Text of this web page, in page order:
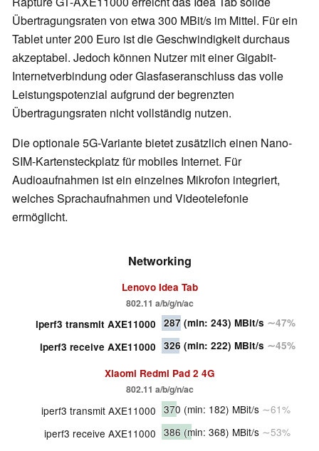
Übertragungsraten von etwa 300 MBit/s im Mittel. Für ein
Tablet unter 200 Euro ist die Geschwindigkeit durchaus
akzeptabel. Jedoch können Nutzer mit einer Gigabit-
Internetverbindung oder Glasfaseranschluss das volle
Leistungspotenzial aufgrund der begrenzten
Übertragungsraten nicht vollständig nutzen.
Die optionale 5G-Variante bietet zusätzlich einen Nano-
SIM-Kartensteckplatz für mobiles Internet. Für
Audioaufnahmen ist ein einzelnes Mikrofon integriert,
welches Sprachaufnahmen und Videotelefonie
ermöglicht.
Networking
Lenovo Idea Tab
802.11 a/b/g/n/ac
iperf3 transmit AXE11000 287 (min: 243) MBit/s ∼47%
iperf3 receive AXE11000
326 (min: 222) MBit/s ∼45%
Xiaomi Redmi Pad 2 4G
802.11 a/b/g/n/ac
iperf3 transmit AXE11000 370 (min: 182) MBit/s ∼61%
iperf3 receive AXE11000 386 (min: 368) MBit/s ∼53%